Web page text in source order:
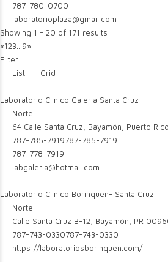
787-780-0700
laboratorioplaza@gmail.com
Showing 1 - 20 of 171 results
«123 9»
Filter
List
Grid
Laboratorio Clinico Galeria Santa Cruz
Norte
64 Calle Santa Cruz, Bayamón, Puerto Rico
787-785-7919787-785-7919
787-778-7919
labgaleria@hotmail.com
Laboratorio Clinico Borinquen- Santa Cruz
Norte
Calle Santa Cruz B-12, Bayamón, PR
787-743-0330787-743-0330
https://laboratoriosborinquen.com/